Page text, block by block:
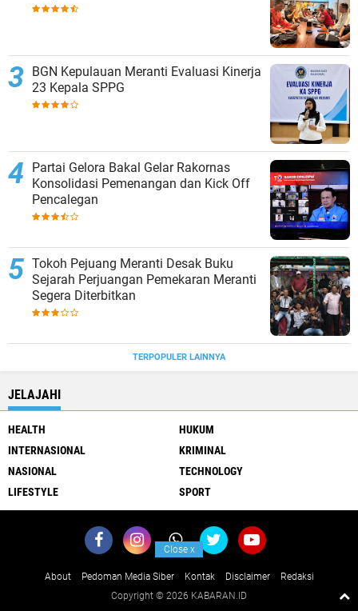
BGN Kepulauan Meranti Evaluasi Kinerja
23 Kepala SPPG
Partai Gelora Bakal Gelar Rakornas
Konsolidasi Pemenangan dan Kick Off
Pencalegan
Tokoh Pejuang Meranti Desak Buku
Sejarah Perjuangan Pemekaran Meranti
Segera Diterbitkan
TERPOPULER LAINNYA
JELAJAHI
HEALTH
HUKUM
INTERNASIONAL
KRIMINAL
NASIONAL
TECHNOLOGY
LIFESTYLE
SPORT
About Pedoman Media Siber Kontak Disclaimer
Redaksi
Copyright © 2026 KABARAN.ID
Close x